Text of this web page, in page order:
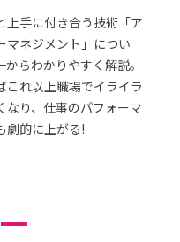
上手に付き合う技術「ア
マネジメント」につい
からわかりやすく解説。
これ以上職場でイライラ
なり、仕事のパフォーマ
劇的に上がる!